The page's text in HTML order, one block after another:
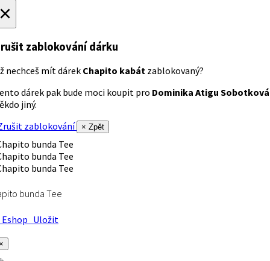
zablokování dárku
nechceš mít dárek Chapito kabát zablokovaný?
dárek pak bude moci koupit pro Dominika Atigu Sobotková
jiný.
zablokování
× Zpět
bunda Tee
Uložit